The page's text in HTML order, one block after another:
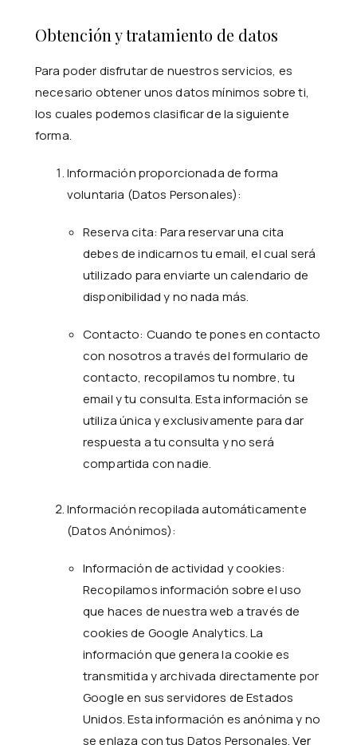
Obtención y tratamiento de datos
Para poder disfrutar de nuestros servicios, es
necesario obtener unos datos mínimos sobre ti,
los cuales podemos clasificar de la siguiente
forma.
Información proporcionada de forma
voluntaria (Datos Personales):
Reserva cita: Para reservar una cita
debes de indicarnos tu email, el cual será
utilizado para enviarte un calendario de
disponibilidad y no nada más.
Contacto: Cuando te pones en contacto
con nosotros a través del formulario de
contacto, recopilamos tu nombre, tu
email y tu consulta. Esta información se
utiliza única y exclusivamente para dar
respuesta a tu consulta y no será
compartida con nadie.
Información recopilada automáticamente
(Datos Anónimos):
Información de actividad y cookies:
Recopilamos información sobre el uso
que haces de nuestra web a través de
cookies de Google Analytics. La
información que genera la cookie es
transmitida y archivada directamente por
Google en sus servidores de Estados
Unidos. Esta información es anónima y no
se enlaza con tus Datos Personales.Ver